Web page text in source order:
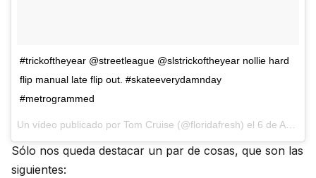
#trickoftheyear @streetleague @slstrickoftheyear nollie hard
flip manual late flip out. #skateeverydamnday
#metrogrammed
Un vídeo publicado por Tom Cruise (@floridafresh) el 6 de Ago de 2015 a la(s) 11:42 PDT
Sólo nos queda destacar un par de cosas, que son las
siguientes: